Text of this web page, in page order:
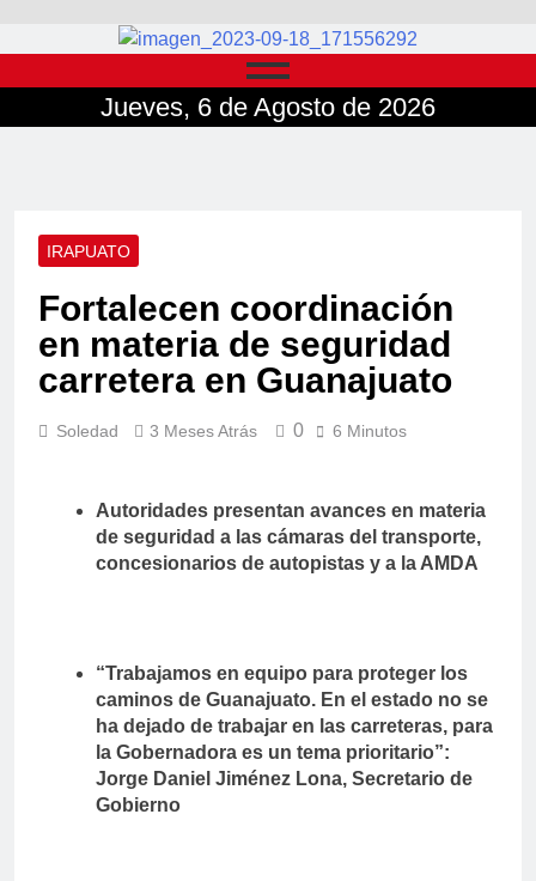
Jueves, 6 de Agosto de 2026
IRAPUATO
Fortalecen coordinación
en materia de seguridad
carretera en Guanajuato
Soledad 3 Meses Atrás 0 6 Minutos
Autoridades presentan avances en materia
de seguridad a las cámaras del transporte,
concesionarios de autopistas y a la AMDA
“Trabajamos en equipo para proteger los
caminos de Guanajuato. En el estado no se
ha dejado de trabajar en las carreteras, para
la Gobernadora es un tema prioritario”:
Jorge Daniel Jiménez Lona, Secretario de
Gobierno